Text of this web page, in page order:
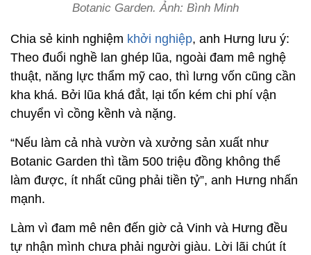
Botanic Garden. Ảnh: Bình Minh
Chia sẻ kinh nghiệm khởi nghiệp, anh Hưng lưu ý:
Theo đuổi nghề lan ghép lũa, ngoài đam mê nghệ
thuật, năng lực thẩm mỹ cao, thì lưng vốn cũng cần
kha khá. Bởi lũa khá đắt, lại tốn kém chi phí vận
chuyển vì cồng kềnh và nặng.
“Nếu làm cả nhà vườn và xưởng sản xuất như
Botanic Garden thì tầm 500 triệu đồng không thể
làm được, ít nhất cũng phải tiền tỷ”, anh Hưng nhấn
mạnh.
Làm vì đam mê nên đến giờ cả Vinh và Hưng đều
tự nhận mình chưa phải người giàu. Lời lãi chút ít